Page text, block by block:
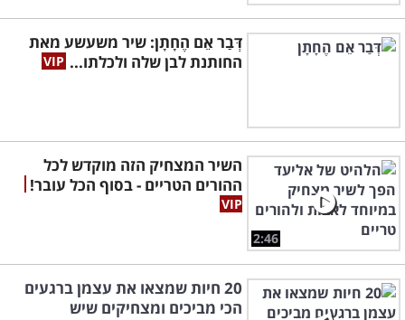
דְּבַר אֵם הֶחָתָן: שיר משעשע מאת
החותנת לבן שלה ולכלתו...
2:46
השיר המצחיק הזה מוקדש לכל
ההורים הטריים - בסוף הכל עובר!
20 חיות שמצאו את עצמן ברגעים
הכי מביכים ומצחיקים שיש